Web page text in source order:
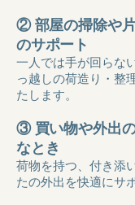
② 部屋の掃除や
のサポート
一人では手が回らな
っ越しの荷造り・整
たします。
③ 買い物や外出
なとき
荷物を持つ、付き添
たの外出を快適にサ